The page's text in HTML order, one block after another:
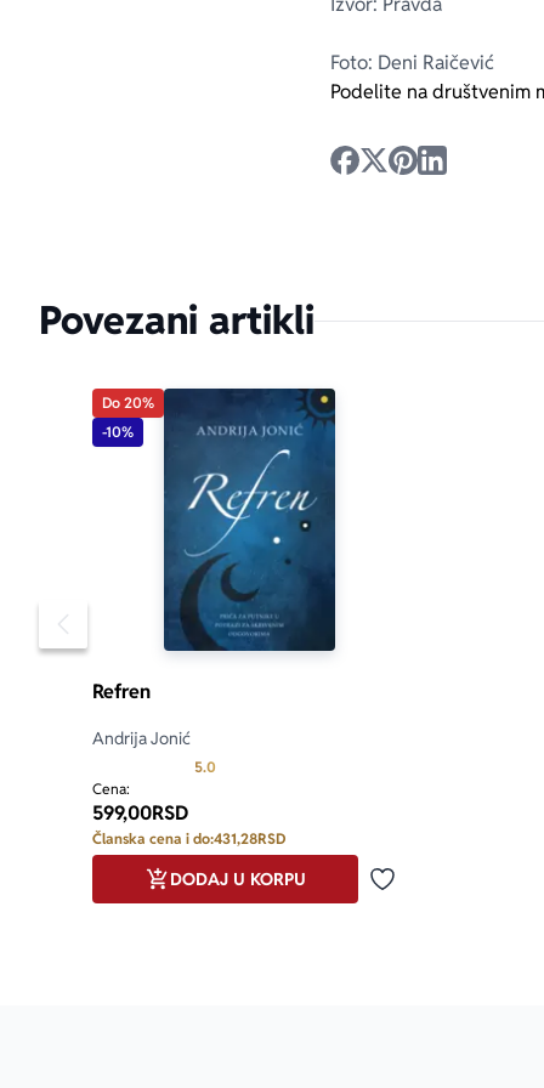
Foto: Deni Raičević
Podelite na društvenim
Povezani artikli
Pomeranje sadržaja slajdera u levo
Do 20%
-10%
Refren
Andrija Jonić
5.0
Cena:
599,00RSD
Članska cena i do:431,28RSD
Dodaj u omiljene
DODAJ U KORPU